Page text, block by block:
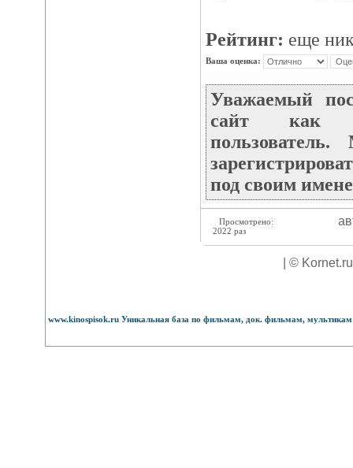
Рейтинг: еще
Ваша оценка:
Уважаемый
сайт как
под своим
Просмотрено:
2022 раз
| ©
www.kinospisok.ru Уникальная база по фильмам, док. фильмам,